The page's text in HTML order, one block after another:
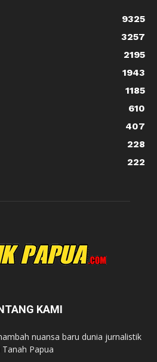
9325
3257
2195
1943
1185
610
407
228
222
KAMI
nuansa baru dunia jurnalistik
Tanah Papua